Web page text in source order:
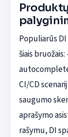
Populiarūs
šiais
CI/CD
saugumo
aprašymo
rašymu, DI